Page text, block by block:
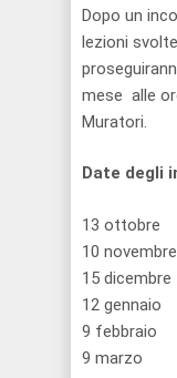
Dopo un
lezioni
mese alle
Muratori.
Date degli
13 ottobre
10 novembre
15 dicembre
12 gennaio
9 febbraio
9 marzo